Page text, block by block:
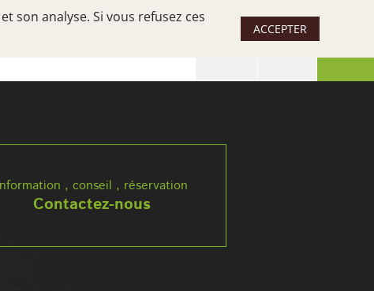
son analyse. Si vous refusez ces
ACCEPTER
, conseil , réservation
Contactez-nous